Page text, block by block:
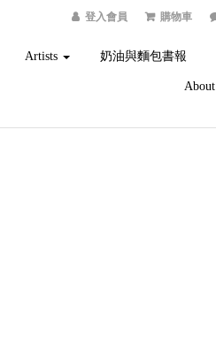
登入會員 購物車
Artists 奶油與麵包書報
About